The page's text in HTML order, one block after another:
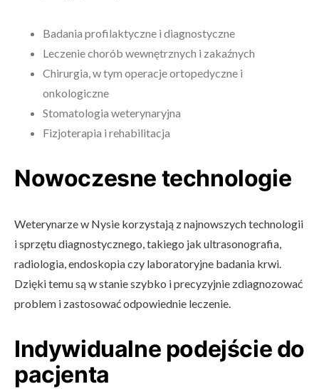
Badania profilaktyczne i diagnostyczne
Leczenie chorób wewnętrznych i zakaźnych
Chirurgia, w tym operacje ortopedyczne i
onkologiczne
Stomatologia weterynaryjna
Fizjoterapia i rehabilitacja
Nowoczesne technologie
Weterynarze w Nysie korzystają z najnowszych technologii
i sprzętu diagnostycznego, takiego jak ultrasonografia,
radiologia, endoskopia czy laboratoryjne badania krwi.
Dzięki temu są w stanie szybko i precyzyjnie zdiagnozować
problem i zastosować odpowiednie leczenie.
Indywidualne podejście do
pacjenta